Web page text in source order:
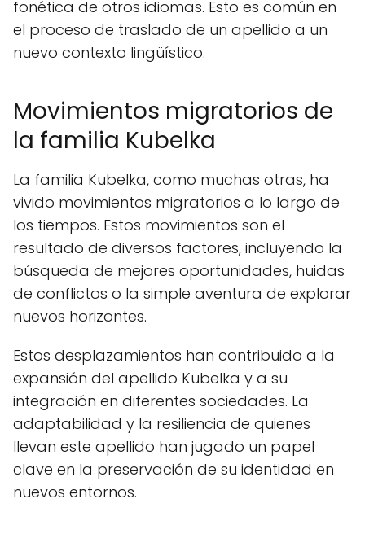
fonética de otros idiomas. Esto es común en
el proceso de traslado de un apellido a un
nuevo contexto lingüístico.
Movimientos migratorios de
la familia Kubelka
La familia Kubelka, como muchas otras, ha
vivido movimientos migratorios a lo largo de
los tiempos. Estos movimientos son el
resultado de diversos factores, incluyendo la
búsqueda de mejores oportunidades, huidas
de conflictos o la simple aventura de explorar
nuevos horizontes.
Estos desplazamientos han contribuido a la
expansión del apellido Kubelka y a su
integración en diferentes sociedades. La
adaptabilidad y la resiliencia de quienes
llevan este apellido han jugado un papel
clave en la preservación de su identidad en
nuevos entornos.